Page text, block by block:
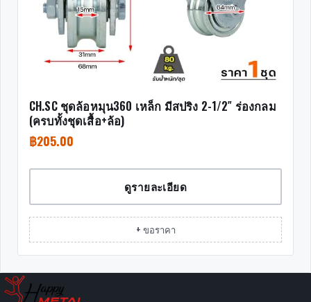
CH.SC ชุดล้อหมุน360 เหล็ก มีสปริง 2-1/2″ ร่องกลม
(ครบทั้งชุดเสื้อ+ล้อ)
฿205.00
ดูรายละเอียด
+ ขอราคา